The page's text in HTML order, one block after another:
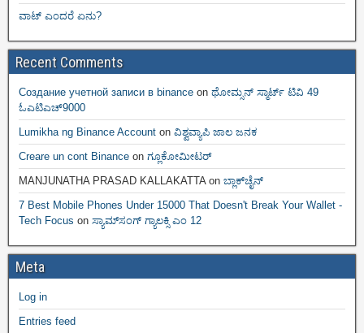
ವಾಟ್ ಎಂದರೆ ಏನು?
Recent Comments
Создание учетной записи в binance on ಥೋಮ್ಸನ್ ಸ್ಮಾರ್ಟ್‌ ಟಿವಿ 49
ಓಎಟಿಎಚ್9000
Lumikha ng Binance Account on ವಿಶ್ವವ್ಯಾಪಿ ಜಾಲ ಜನಕ
Creare un cont Binance on ಗ್ಲೂಕೋಮೀಟರ್
MANJUNATHA PRASAD KALLAKATTAon ಬ್ಲಾಕ್‌ಚೈನ್‌
7 Best Mobile Phones Under 15000 That Doesn't Break Your Wallet -
Tech Focus on ಸ್ಯಾಮ್‌ಸಂಗ್ ಗ್ಯಾಲಕ್ಸಿ ಎಂ 12
Meta
Log in
Entries feed